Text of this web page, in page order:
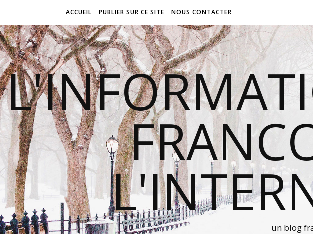
ACCUEIL PUBLIER SUR CE SITE NOUS CONTACTER
un blog